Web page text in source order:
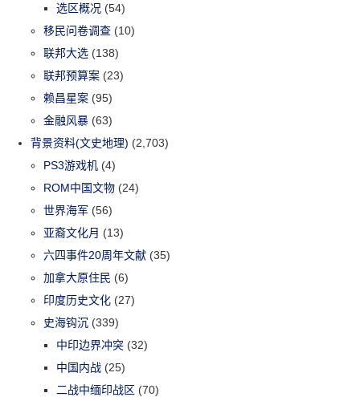
选区概况 (54)
移民问卷调查 (10)
联邦大选 (138)
联邦预算案 (23)
赖昌星案 (95)
金融风暴 (63)
背景资料(文史地理) (2,703)
PS3游戏机 (4)
ROM中国文物 (24)
世界海军 (56)
亚裔文化月 (13)
六四事件20周年文献 (35)
加拿大原住民 (6)
印度历史文化 (27)
史海钩沉 (339)
中印边界冲突 (32)
中国内战 (25)
二战中缅印战区 (70)